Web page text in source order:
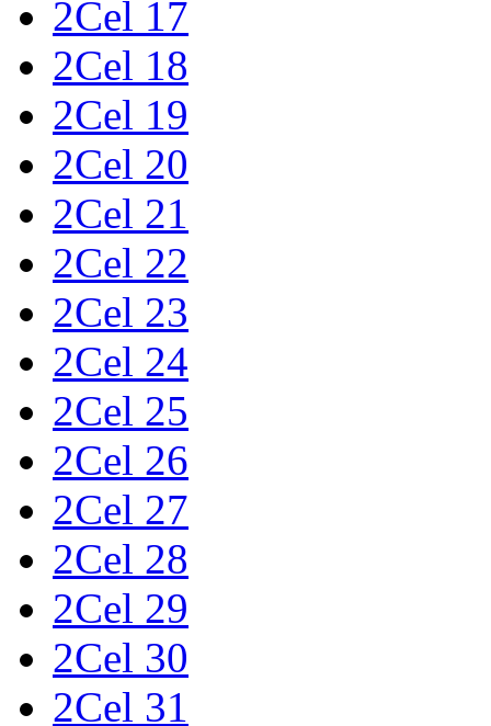
2Cel 17
2Cel 18
2Cel 19
2Cel 20
2Cel 21
2Cel 22
2Cel 23
2Cel 24
2Cel 25
2Cel 26
2Cel 27
2Cel 28
2Cel 29
2Cel 30
2Cel 31